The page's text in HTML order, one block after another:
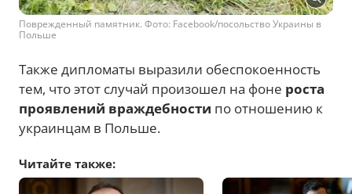
Поврежденный памятник. Фото: Facebook/посольство Украины в
Польше
Также дипломаты выразили обеспокоенность
тем, что этот случай произошел на фоне роста
проявлений враждебности по отношению к
украинцам в Польше.
Читайте также: